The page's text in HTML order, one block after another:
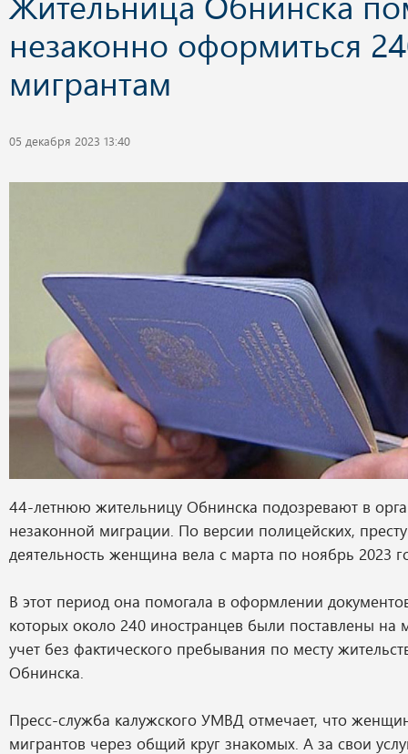
незаконно оформиться
мигрантам
05 декабря 2023 13:40
44-летнюю жительницу Обнинска подозревают в
незаконной миграции. По версии полицейских,
деятельность женщина вела с марта по ноябрь 2023
В этот период она помогала в оформлении
которых около 240 иностранцев были поставлены на
учет без фактического пребывания по месту
Обнинска.
Пресс-служба калужского УМВД отмечает, что
мигрантов через общий круг знакомых. А за свои